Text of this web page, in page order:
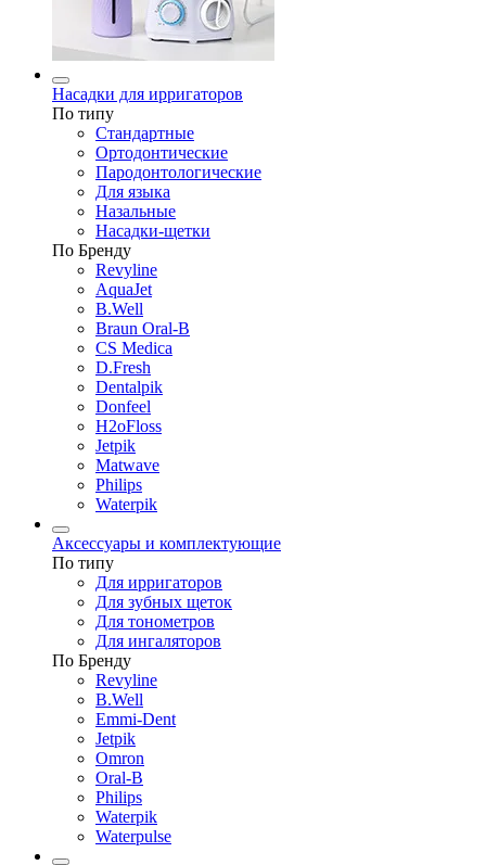
Насадки для ирригаторов
По типу
Стандартные
Ортодонтические
Пародонтологические
Для языка
Назальные
Насадки-щетки
По Бренду
Revyline
AquaJet
B.Well
Braun Oral-B
CS Medica
D.Fresh
Dentalpik
Donfeel
H2oFloss
Jetpik
Matwave
Philips
Waterpik
Аксессуары и комплектующие
По типу
Для ирригаторов
Для зубных щеток
Для тонометров
Для ингаляторов
По Бренду
Revyline
B.Well
Emmi-Dent
Jetpik
Omron
Oral-B
Philips
Waterpik
Waterpulse